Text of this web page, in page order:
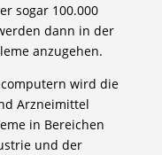
sogar 100.000
dann in der
anzugehen.
wird die
Arzneimittel
in Bereichen
und der